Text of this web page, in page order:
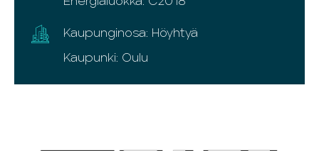
Kaupunginosa: Höyhtyä
Kaupunki: Oulu